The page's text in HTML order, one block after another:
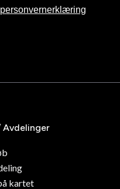
personvernerklæring
Avdelinger
kartet